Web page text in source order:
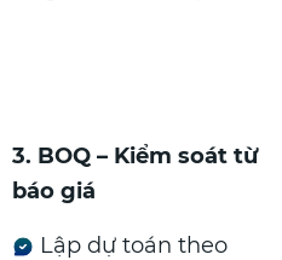
3. BOQ – Kiểm soát từ
báo giá
Lập dự toán theo